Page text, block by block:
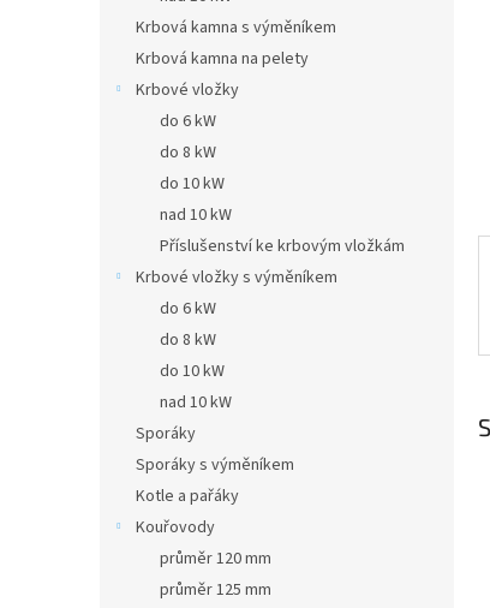
Krbová kamna s výměníkem
Krbová kamna na pelety
Krbové vložky
do 6 kW
do 8 kW
do 10 kW
nad 10 kW
Příslušenství ke krbovým vložkám
Krbové vložky s výměníkem
do 6 kW
do 8 kW
do 10 kW
nad 10 kW
Sporáky
Sporáky s výměníkem
Kotle a pařáky
Kouřovody
průměr 120 mm
průměr 125 mm